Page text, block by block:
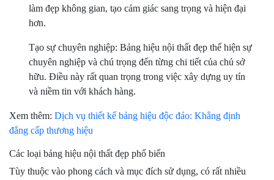
làm đẹp không gian, tạo cảm giác sang trọng và hiện đại
hơn.
Tạo sự chuyên nghiệp: Bảng hiệu nội thất đẹp thể hiện sự
chuyên nghiệp và chú trọng đến từng chi tiết của chủ sở
hữu. Điều này rất quan trọng trong việc xây dựng uy tín
và niềm tin với khách hàng.
Xem thêm: Dịch vụ thiết kế bảng hiệu độc đáo: Khẳng định
đẳng cấp thương hiệu
Các loại bảng hiệu nội thất đẹp phổ biến
Tùy thuộc vào phong cách và mục đích sử dụng, có rất nhiều